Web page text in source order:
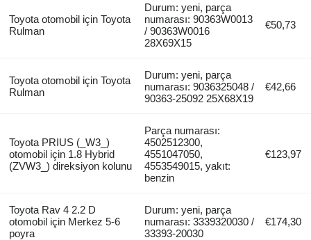
Toyota otomobil için Toyota
Rulman
Durum: yeni, parça
numarası: 90363W0013
/ 90363W0016
28X69X15
€50,73
Toyota otomobil için Toyota
Rulman
Durum: yeni, parça
numarası: 9036325048 /
90363-25092 25X68X19
€42,66
Toyota PRIUS (_W3_)
otomobil için 1.8 Hybrid
(ZVW3_) direksiyon kolunu
Parça numarası:
4502512300,
4551047050,
4553549015, yakıt:
benzin
€123,97
Toyota Rav 4 2.2 D
otomobil için Merkez 5-6
poyra
Durum: yeni, parça
numarası: 3339320030 /
33393-20030
€174,30